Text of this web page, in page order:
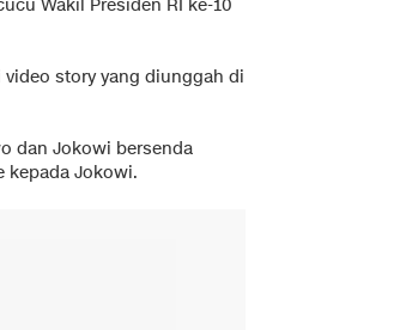
Wakil Presiden RI ke-10
story yang diunggah di
dan Jokowi bersenda
kepada Jokowi.